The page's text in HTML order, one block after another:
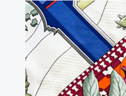
Hermès
vs
Pucci:
The
Tale